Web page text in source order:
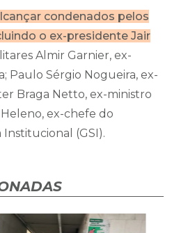
condenados pelos
o ex-presidente Jair
Almir Garnier, ex-
Paulo Sérgio Nogueira, ex-
Braga Netto, ex-ministro
ex-chefe do
(GSI).